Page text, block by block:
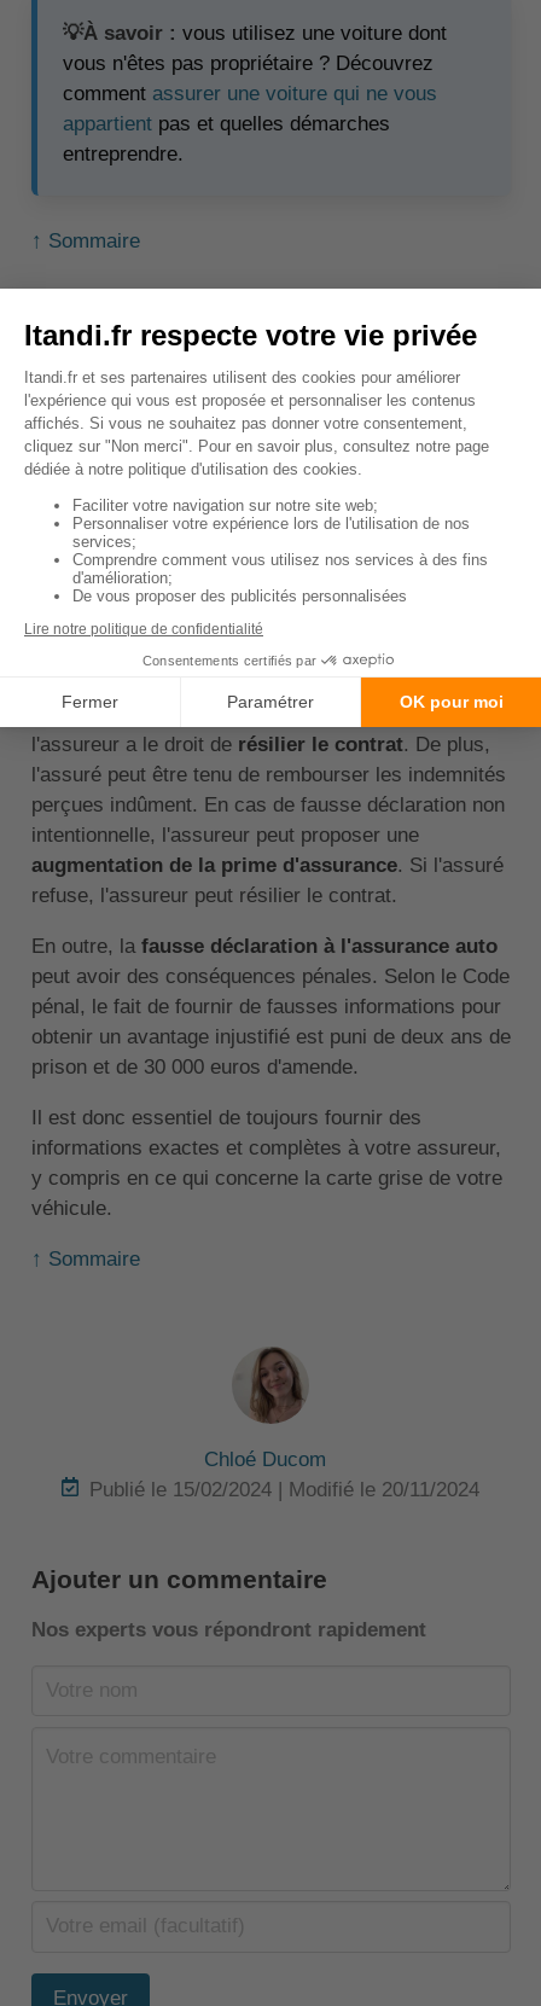
💡À savoir : vous utilisez une voiture dont
vous n'êtes pas propriétaire ? Découvrez
comment assurer une voiture qui ne vous
appartientpas et quelles démarches
entreprendre.
↑ Sommaire
Quels sont les risques en
cas de fausse déclaration à
l'assurance auto ?
Lafausse déclaration à l'assurance auto , que ce
soit au moment de la souscription du contrat ou lors
d'un sinistre, est une pratique frauduleuse
sévèrement punie par la loi. En effet, selon le Code
des assurances, l'assuré esttenu de déclarer
exactement lescirconstances qui sont de nature à
faire apprécier par l'assureur les risques qu'il prend
En cas de fausse déclaration intentionnelle,
l'assureur a le droit de résilier le contrat. De plus,
l'assuré peut être tenu de rembourser les indemnités
perçues indûment. En cas de fausse déclaration non
intentionnelle, l'assureur peut proposer une
augmentation de la prime d'assurance. Si l'assuré
refuse, l'assureur peut résilier le contrat.
En outre, la fausse déclaration à l'assurance auto
peut avoir des conséquences pénales. Selon le Code
pénal, le fait de fournir de fausses informations pour
obtenir un avantage injustifié est puni de deux ans de
prison et de 30 000 euros d'amende.
Il est donc essentiel de toujours fournir des
informations exactes et complètes à votre assureur,
y compris en ce qui concerne la carte grise de votre
véhicule.
↑ Sommaire
Chloé Ducom
Publié le 15/02/2024 | Modifié le 20/11/2024
Ajouter un commentaire
Nos experts vous répondront rapidement
Envoyer